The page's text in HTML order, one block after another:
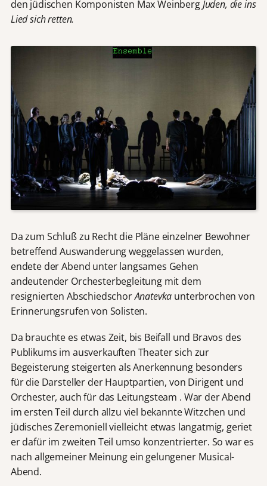
den jüdischen Komponisten Max WeinbergJuden, die ins
Lied sich retten.
Da zum Schluß zu Recht die Pläne einzelner Bewohner
betreffend Auswanderung weggelassen wurden,
endete der Abend unter langsames Gehen
andeutender Orchesterbegleitung mit dem
resignierten AbschiedschorAnatevka unterbrochen von
Erinnerungsrufen von Solisten.
Da brauchte es etwas Zeit, bis Beifall und Bravos des
Publikums im ausverkauften Theater sich zur
Begeisterung steigerten als Anerkennung besonders
für die Darsteller der Hauptpartien, von Dirigent und
Orchester, auch für das Leitungsteam . War der Abend
im ersten Teil durch allzu viel bekannte Witzchen und
jüdisches Zeremoniell vielleicht etwas langatmig, geriet
er dafür im zweiten Teil umso konzentrierter. So war es
nach allgemeiner Meinung ein gelungener Musical-
Abend.